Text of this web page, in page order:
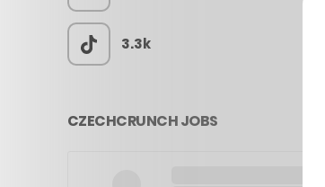
3.3k
CZECHCRUNCH JOBS